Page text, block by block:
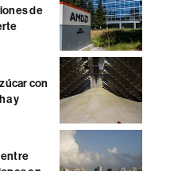
de
con
y
entre